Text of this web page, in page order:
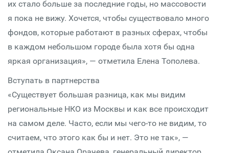
их стало больше за последние годы, но массовости
я пока не вижу. Хочется, чтобы существовало много
фондов, которые работают в разных сферах, чтобы
в каждом небольшом городе была хотя бы одна
яркая организация», — отметила Елена Тополева.
Вступать в партнерства
«Существует большая разница, как мы видим
региональные НКО из Москвы и как все происходит
на самом деле. Часто, если мы чего-то не видим, то
считаем, что этого как бы и нет. Это не так», —